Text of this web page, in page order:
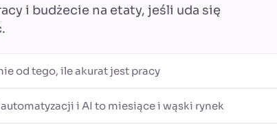
i budżecie na etaty, jeśli uda się
od tego, ile akurat jest pracy
i AI to miesiące i wąski rynek